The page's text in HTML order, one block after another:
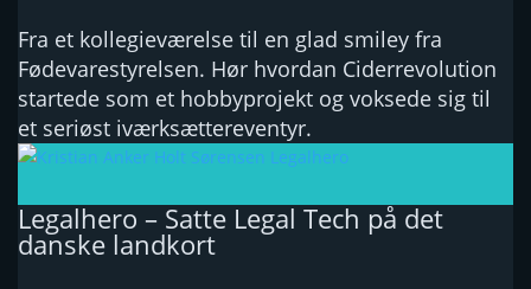
Fra et kollegieværelse til en glad smiley fra
Fødevarestyrelsen. Hør hvordan Ciderrevolution
startede som et hobbyprojekt og voksede sig til
et seriøst iværksættereventyr.
Legalhero – Satte Legal Tech på det
danske landkort